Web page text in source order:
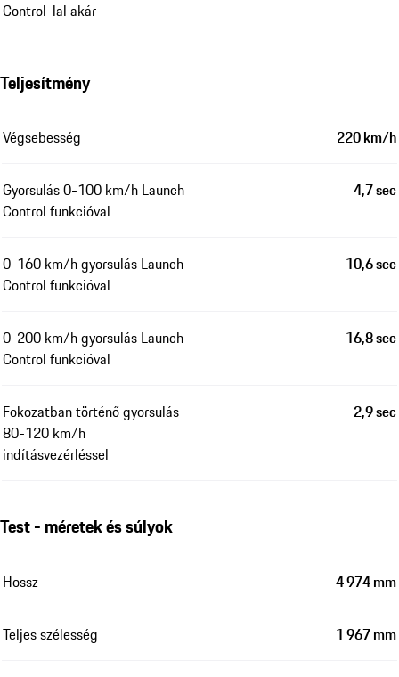
Control-lal akár
Teljesítmény
Végsebesség 220 km/h
Gyorsulás 0-100 km/h Launch
Control funkcióval
4,7 sec
0-160 km/h gyorsulás Launch
Control funkcióval
10,6 sec
0-200 km/h gyorsulás Launch
Control funkcióval
16,8 sec
Fokozatban történő gyorsulás
80-120 km/h
indításvezérléssel
2,9 sec
Test - méretek és súlyok
Hossz 4 974 mm
Teljes szélesség 1 967 mm